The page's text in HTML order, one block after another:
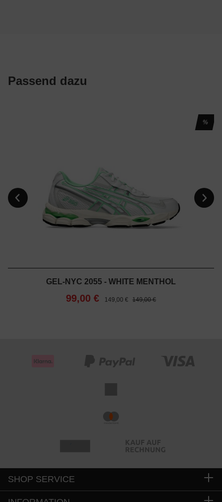
Passend dazu
%
GEL-NYC 2055 - WHITE MENTHOL
99,00 € 149,00 € 149,00 €
SHOP SERVICE